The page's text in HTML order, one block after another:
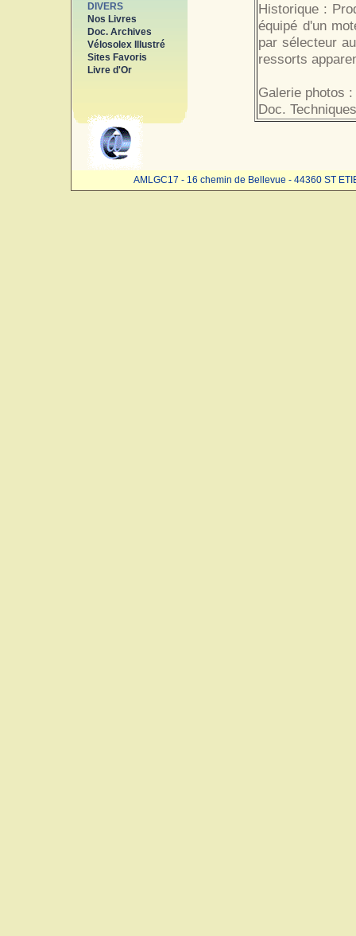
DIVERS
Nos Livres
Doc. Archives
Vélosolex Illustré
Sites Favoris
Livre d'Or
Historique :
équipé d'un
par sélecteur
ressorts
Galerie photos :
Doc.
AMLGC17 - 16 chemin de Bellevue - 44360 ST